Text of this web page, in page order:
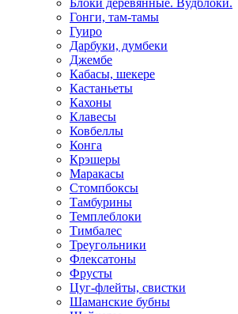
Блоки деревянные. Вудблоки.
Гонги, там-тамы
Гуиро
Дарбуки, думбеки
Джембе
Кабасы, шекере
Кастаньеты
Кахоны
Клавесы
Ковбеллы
Конга
Крэшеры
Маракасы
Стомпбоксы
Тамбурины
Темплеблоки
Тимбалес
Треугольники
Флексатоны
Фрусты
Цуг-флейты, свистки
Шаманские бубны